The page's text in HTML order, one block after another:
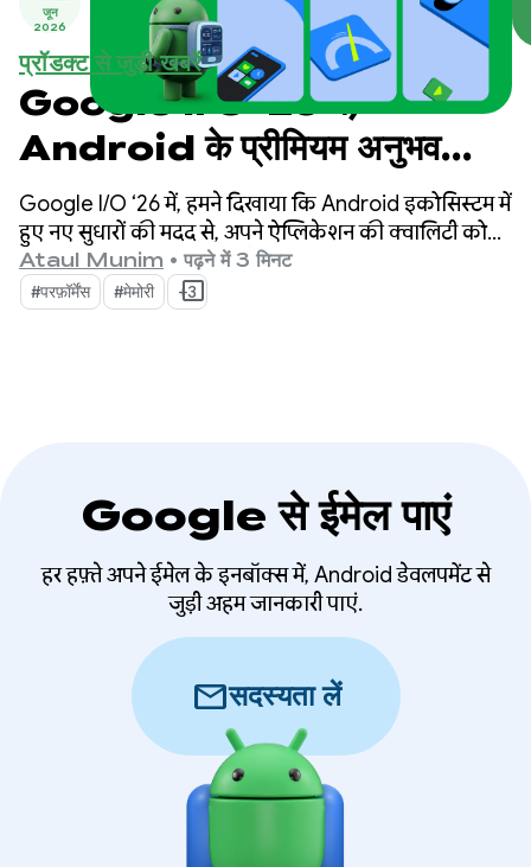
जून
2026
प्रॉडक्ट से जुड़ी खबरें
Google I/O ‘26 में,
Android के प्रीमियम अनुभव
बनाना
Google I/O ‘26 में, हमने दिखाया कि Android इकोसिस्टम में
हुए नए सुधारों की मदद से, अपने ऐप्लिकेशन की क्वालिटी को
कैसे बेहतर बनाया जा सकता है. साथ ही, डेवलपमेंट की प्रोसेस
को कैसे बेहतर बनाया जा सकता है.
Ataul Munim • पढ़ने में 3 मिनट
#परफ़ॉर्मेंस #मेमोरी +3
Google से ईमेल पाएं
हर हफ़्ते अपने ईमेल के इनबॉक्स में, Android डेवलपमेंट से
जुड़ी अहम जानकारी पाएं.
mailसदस्यता लें